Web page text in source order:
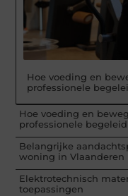
Hoe voeding en
professionele
Hoe voeding en
professionele
Belangrijke
woning in Vlaanderen
Elektrotechnisch
toepassingen